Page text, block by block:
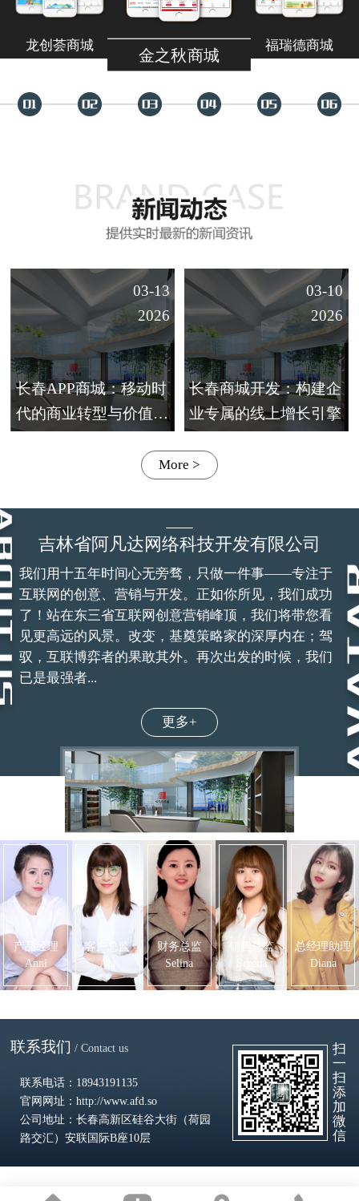
金之秋商城
福瑞德商城
伊幸儿商城
03-13
2026
长春APP商城：移动时
代的商业转型与价值创
03-10
2026
长春商城开发：构建企
业专属的线上增长引擎
More >
吉林省阿凡达网络科技开发有限公司
我们用十五年时间心无旁骛，只做一件事——专注于
互联网的创意、营销与开发。正如你所见，我们成功
了！站在东三省互联网创意营销峰顶，我们将带您看
见更高远的风景。改变，基奠策略家的深厚内在；驾
驭，互联博弈者的果敢其外。再次出发的时候，我们
已是最强者...
更多+
产品经理
Anni
客户总监
Ala
财务总监
Selina
销售总监
Serena
总经理助理
Diana
联系我们 / Contact us
联系电话：18943191135
官网网址：http://www.afd.so
公司地址：长春高新区硅谷大街（荷园
路交汇）安联国际B座10层
扫
一
扫
添
加
微
信